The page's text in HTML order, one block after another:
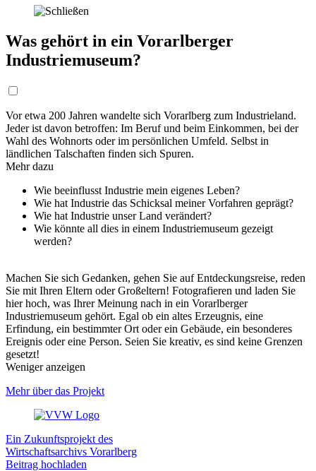
Was gehört in ein Vorarlberger
Industriemuseum?
Vor etwa 200 Jahren wandelte sich Vorarlberg zum Industrieland.
Jeder ist davon betroffen: Im Beruf und beim Einkommen, bei der
Wahl des Wohnorts oder im persönlichen Umfeld. Selbst in
ländlichen Talschaften finden sich Spuren.
Mehr dazu
Wie beeinflusst Industrie mein eigenes Leben?
Wie hat Industrie das Schicksal meiner Vorfahren geprägt?
Wie hat Industrie unser Land verändert?
Wie könnte all dies in einem Industriemuseum gezeigt
werden?
Machen Sie sich Gedanken, gehen Sie auf Entdeckungsreise, reden
Sie mit Ihren Eltern oder Großeltern! Fotografieren und laden Sie
hier hoch, was Ihrer Meinung nach in ein Vorarlberger
Industriemuseum gehört. Egal ob ein altes Erzeugnis, eine
Erfindung, ein bestimmter Ort oder ein Gebäude, ein besonderes
Ereignis oder eine Person. Seien Sie kreativ, es sind keine Grenzen
gesetzt!
Weniger anzeigen
Mehr über das Projekt
Ein Zukunftsprojekt des
Wirtschaftsarchivs Vorarlberg
Beitrag hochladen